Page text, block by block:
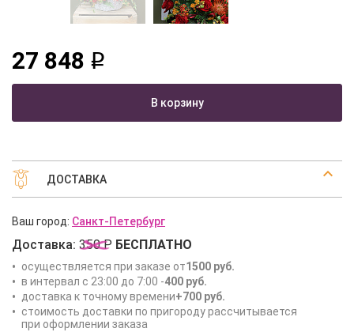
27 848 q
В корзину
ДОСТАВКА
Ваш город: Санкт-Петербург
Доставка: 350 Р БЕСПЛАТНО
осуществляется при заказе от1500 руб.
в интервал с 23:00 до 7:00 -400 руб.
доставка к точному времени+700 руб.
стоимость доставки по пригороду рассчитывается
при оформлении заказа